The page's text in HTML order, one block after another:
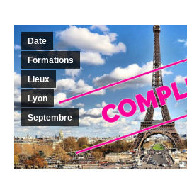
Date
Formations
Lieux
Lyon
Septembre